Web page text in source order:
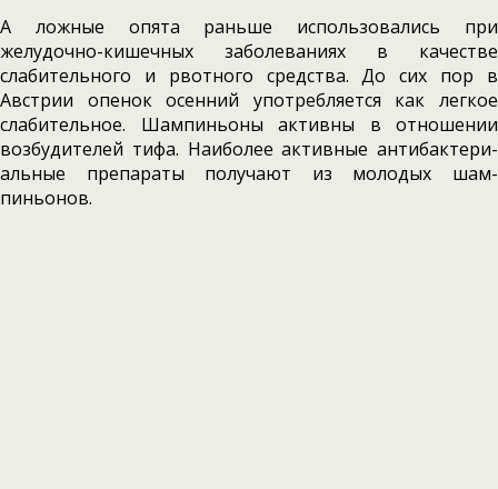
А ложные опята раньше использовались при
желудочно-кишечных заболеваниях в качестве
слабительного и рвотно­го средства. До сих пор в
Австрии опенок осен­ний употребляется как легкое
слабительное. Шампиньоны активны в отношении
возбудителей тифа. Наиболее активные антибактери­
альные препараты получают из молодых шам­
пиньонов.